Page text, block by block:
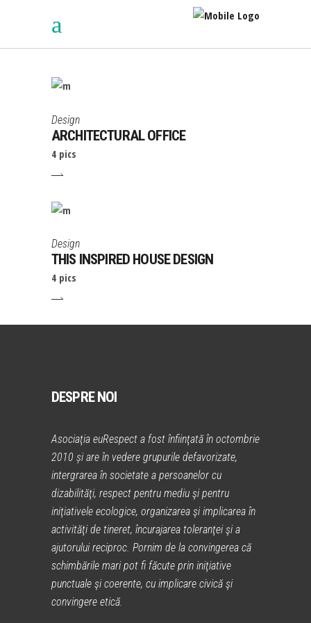
Design
ARCHITECTURAL OFFICE
4 pics
Design
THIS INSPIRED HOUSE DESIGN
4 pics
DESPRE NOI
Asociaţia euRespect a fost înfiinţată în octombrie
2010 și are în vedere grupurile defavorizate,
intergrarea în societate a persoanelor cu
dizabilităţi, respect pentru mediu şi pentru
iniţiativele ecologice, organizarea şi implicarea în
activităţi de tineret, încurajarea toleranţei şi a
ajutorului reciproc. Pornim de la convingerea că
schimbările mari pot fi făcute prin iniţiative
punctuale şi coerente, cu implicare civică şi
convingere etică.